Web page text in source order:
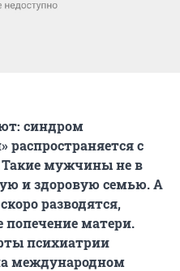
синдром
с
Такие мужчины не в
и здоровую семью. А
разводятся,
попечение матери.
психиатрии
международном